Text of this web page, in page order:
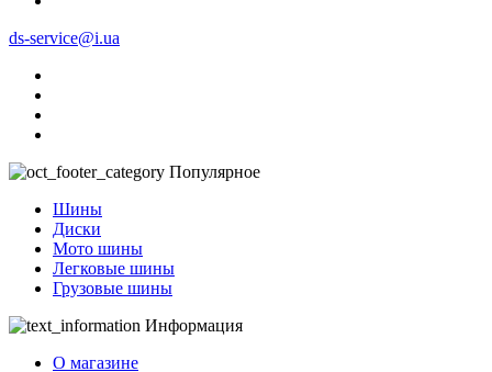
ds-service@i.ua
Популярное
Шины
Диски
Мото шины
Легковые шины
Грузовые шины
Информация
О магазине